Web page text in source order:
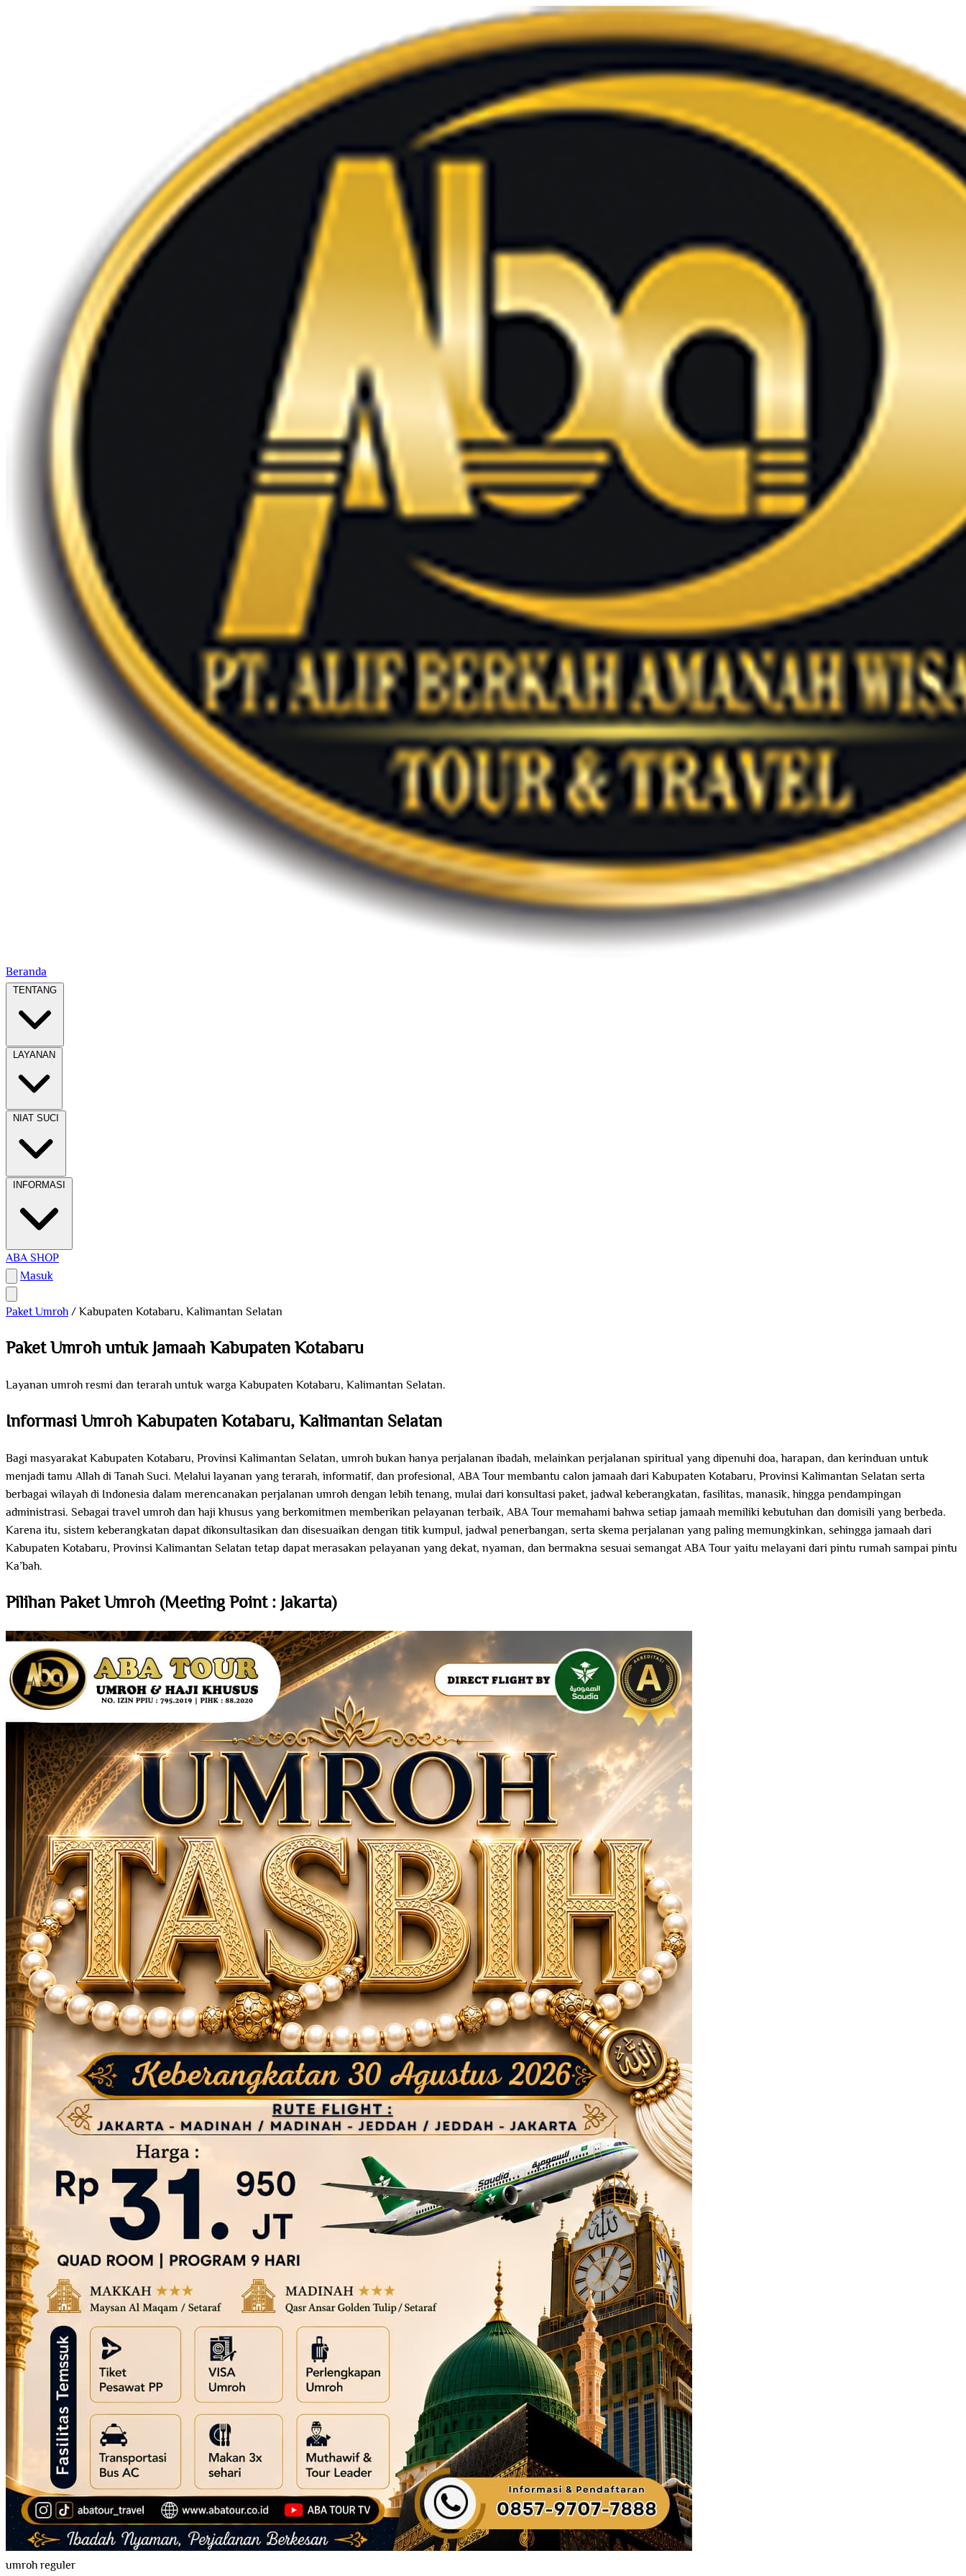
Beranda
TENTANG
LAYANAN
NIAT SUCI
INFORMASI
ABA SHOP
Masuk
Paket Umroh/Kabupaten Kotabaru, Kalimantan Selatan
Paket Umroh untuk Jamaah Kabupaten Kotabaru
Layanan umroh resmi dan terarah untuk warga Kabupaten Kotabaru, Kalimantan Selatan.
Informasi Umroh Kabupaten Kotabaru, Kalimantan Selatan
Bagi masyarakat Kabupaten Kotabaru, Provinsi Kalimantan Selatan, umroh bukan hanya perjalanan ibadah, melainkan perjalanan spiritual yang dipenuhi doa, harapan, dan kerinduan untuk
menjadi tamu Allah di Tanah Suci. Melalui layanan yang terarah, informatif, dan profesional, ABA Tour membantu calon jamaah dari Kabupaten Kotabaru, Provinsi Kalimantan Selatan serta
berbagai wilayah di Indonesia dalam merencanakan perjalanan umroh dengan lebih tenang, mulai dari konsultasi paket, jadwal keberangkatan, fasilitas, manasik, hingga pendampingan
administrasi. Sebagai travel umroh dan haji khusus yang berkomitmen memberikan pelayanan terbaik, ABA Tour memahami bahwa setiap jamaah memiliki kebutuhan dan domisili yang berbeda.
Karena itu, sistem keberangkatan dapat dikonsultasikan dan disesuaikan dengan titik kumpul, jadwal penerbangan, serta skema perjalanan yang paling memungkinkan, sehingga jamaah dari
Kabupaten Kotabaru, Provinsi Kalimantan Selatan tetap dapat merasakan pelayanan yang dekat, nyaman, dan bermakna sesuai semangat ABA Tour yaitu melayani dari pintu rumah sampai pintu
Ka’bah.
Pilihan Paket Umroh (Meeting Point : Jakarta)
umroh reguler